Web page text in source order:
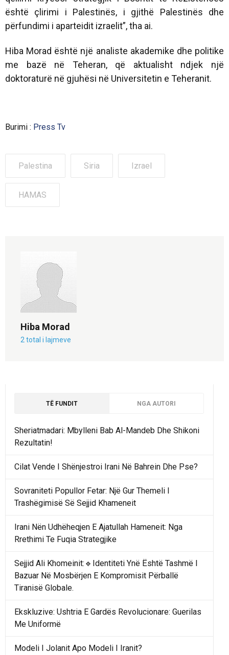
është çlirimi i Palestinës, i gjithë Palestinës dhe
përfundimi i aparteidit izraelit”, tha ai.
Hiba Morad është një analiste akademike dhe politike
me bazë në Teheran, që aktualisht ndjek një
doktoraturë në gjuhësi në Universitetin e Teheranit.
Burimi : Press Tv
Palestina Siria Izrael
HAMAS
Hiba Morad
2 total i lajmeve
TË FUNDIT NGA AUTORI
Sheriatmadari: Mbylleni Bab Al-Mandeb Dhe Shikoni
Rezultatin!
Cilat Vende I Shënjestroi Irani Në Bahrein Dhe Pse?
Sovraniteti Popullor Fetar: Një Gur Themeli I
Trashëgimisë Së Sejjid Khameneit
Irani Nën Udhëheqjen E Ajatullah Hameneit: Nga
Rrethimi Te Fuqia Strategjike
Sejjid Ali Khomeinit:🔹Identiteti Ynë Është Tashmë I
Bazuar Në Mosbërjen E Kompromisit Përballë
Tiranisë Globale.
Ekskluzive: Ushtria E Gardës Revolucionare: Guerilas
Me Uniformë
Modeli I Jolanit Apo Modeli I Iranit?